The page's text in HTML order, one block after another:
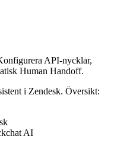
API-nycklar,
Human Handoff.
i Zendesk. Översikt:
AI